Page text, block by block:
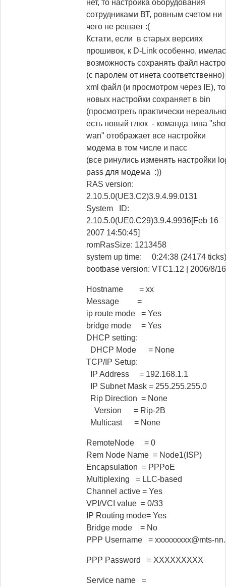
нет, то настройка оборудования
сотрудниками ВТ, ровным счетом ни
чего не решает :(
Кстати, если в старых версиях
прошивок, к D-Link особенно,
возможность сохранять файл
(с паролем от инета соответственно)
xml файл (и просмотром через IE),
новых настройки сохраняет в bin
(просмотреть практически
есть новый глюк - команда типа
wan" отображает все настройки
модема в том числе и пасс
(все ринулись изменять настройки
pass для модема :))
RAS version:
2.10.5.0(UE3.C2)3.9.4.99.0131
System ID:
2.10.5.0(UE0.C29)3.9.4.9936[Feb 16
2007 14:50:45]
romRasSize: 1213458
system up time: 0:24:38 (24174 ticks)
bootbase version: VTC1.12 | 2006/8/16
Hostname = хх
Message =
ip route mode = Yes
bridge mode = Yes
DHCP setting:
DHCP Mode = None
TCP/IP Setup:
IP Address = 192.168.1.1
IP Subnet Mask = 255.255.255.0
Rip Direction = None
Version = Rip-2B
Multicast = None
RemoteNode = 0
Rem Node Name = Node1(ISP)
Encapsulation = PPPoE
Multiplexing = LLC-based
Channel active = Yes
VPI/VCI value = 0/33
IP Routing mode= Yes
Bridge mode = No
PPP Username = ххххххххх@mts-
PPP Password = ХХХХХХХХХ
Service name =